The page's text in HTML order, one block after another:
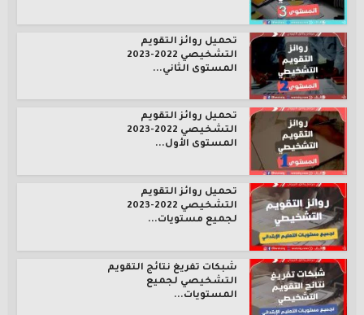
تحميل روائز التقويم
التشخيصي 2022-2023
المستوى الثاني...
تحميل روائز التقويم
التشخيصي 2022-2023
المستوى الأول...
تحميل روائز التقويم
التشخيصي 2022-2023
لجميع مستويات...
شبكات تفريغ نتائج التقويم
التشخيصي لجميع
المستويات...